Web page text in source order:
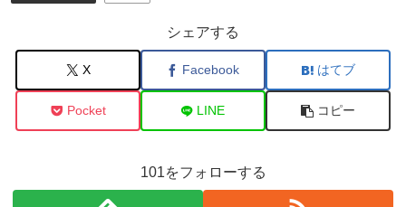
シェアする
X Facebook はてブ
Pocket LINE コピー
101をフォローする